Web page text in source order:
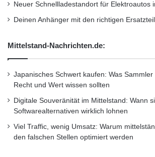
ausgewählte Projekte des
stellt sie u.a. das Projekt
welches vom
und Forschung gefördert wird.
demonstriert z.B. das
Laden im Parkhaus: Der
Neuer Schnellladestandort für Elektroautos
Deinen Anhänger mit den richtigen
Mittelstand-Nachrichten.de:
Japanisches Schwert kaufen: Was
Recht und Wert wissen sollten
Digitale Souveränität im Mittelstand: Wann
Softwarealternativen wirklich lohnen
Viel Traffic, wenig Umsatz: Warum
den falschen Stellen optimiert werden